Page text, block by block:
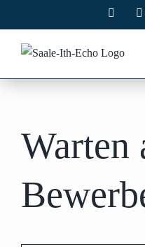
Inhalt
springen
Warten